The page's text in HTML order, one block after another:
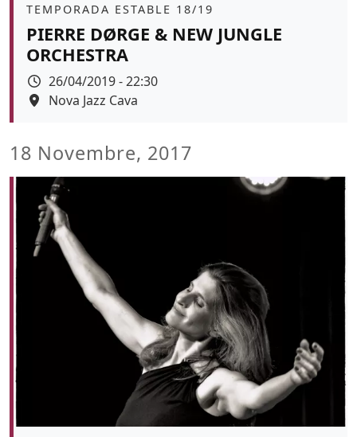
Àmbit
TEMPORADA ESTABLE 18/19
PIERRE DØRGE & NEW JUNGLE
ORCHESTRA
Data
26/04/2019 - 22:30
Espai
Nova Jazz Cava
18 Novembre, 2017